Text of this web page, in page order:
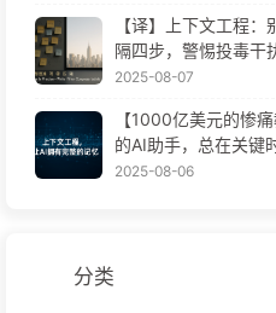
【译】上下文工程
隔四步，警惕投毒
慢慢学AI170
2025-08-07
【1000亿美元的惨
的AI助手，总在关键
现90%性能提升？
2025-08-06
分类